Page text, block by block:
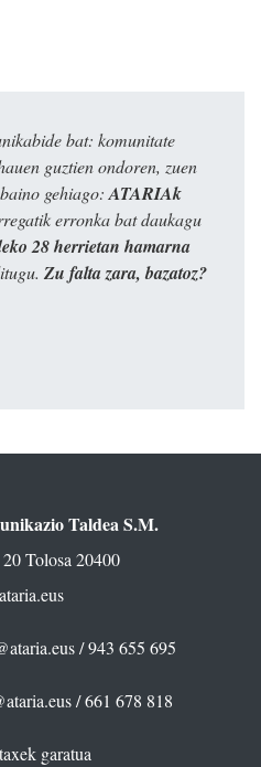
bat: komunitate
guztien ondoren, zuen
gehiago:ATARIAk
erronka bat daukagu
28 herrietan hamarna
Zu falta zara, bazatoz?
Taldea S.M.
Tolosa 20400
/ 943 655 695
/ 661 678 818
garatua